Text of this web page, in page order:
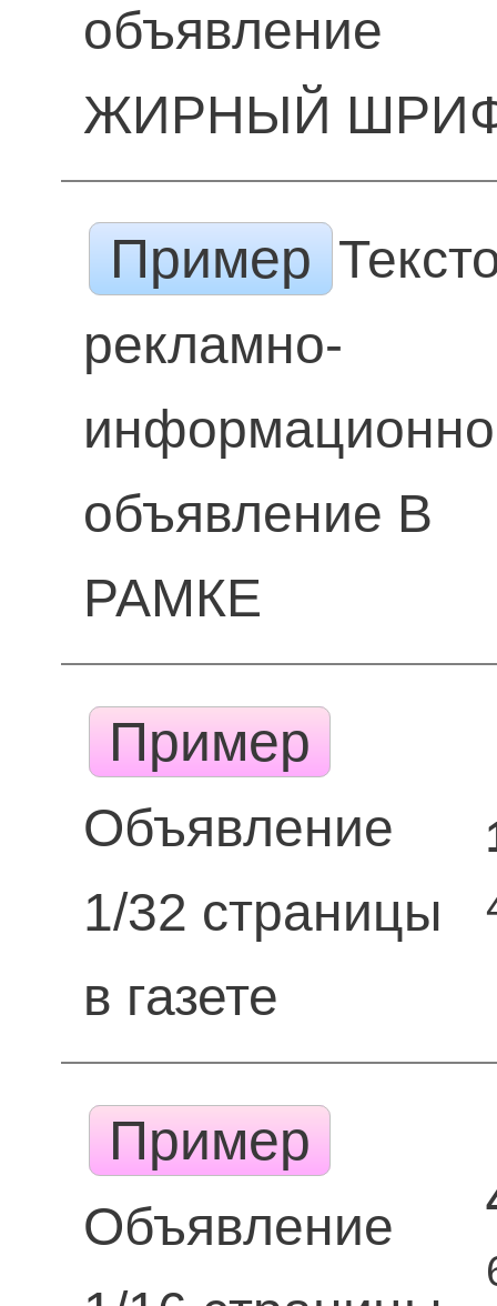
объявление
ЖИРНЫЙ
Пример
рекламно-
объявление В
РАМКЕ
Пример
Объявление
1/32 страницы
в газете
Пример
Объявление